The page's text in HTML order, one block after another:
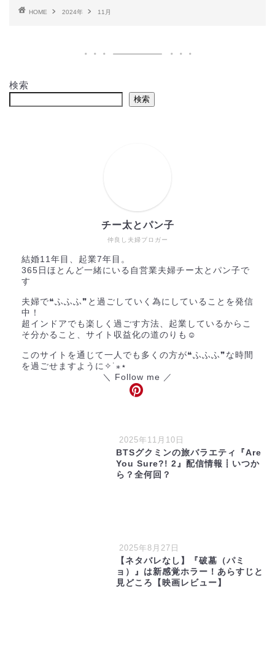
HOME 2024年 11月
検索
検索
仲良し夫婦ブロガー
チー太とパン子
結婚11年目、起業7年目。
365日ほとんど一緒にいる自営業夫婦チー太とパン子で
す
夫婦で❝ふふふ❞と過ごしていく為にしていることを発信
中！
超インドアでも楽しく過ごす方法、起業しているからこ
そ分かること、サイト収益化の道のりも☺︎
このサイトを通じて一人でも多くの方が❝ふふふ❞な時間
を過ごせますように✧˙⁎⋆
＼ Follow me ／
2025年11月10日
BTSグクミンの旅バラエティ『Are
You Sure?! 2』配信情報┋いつか
ら？全何回？
2025年8月27日
【ネタバレなし】『破墓（パミ
ョ）』は新感覚ホラー！あらすじと
見どころ【映画レビュー】